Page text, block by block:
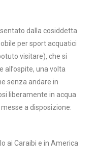
dalla cosiddetta
per sport acquatici
visitare), che si
una volta
senza andare in
liberamente in acqua
a disposizione:
ai Caraibi e in America